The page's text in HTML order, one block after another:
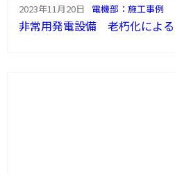
2023年11月20日 電機部：施工事例
非常用発電設備 老朽化によ